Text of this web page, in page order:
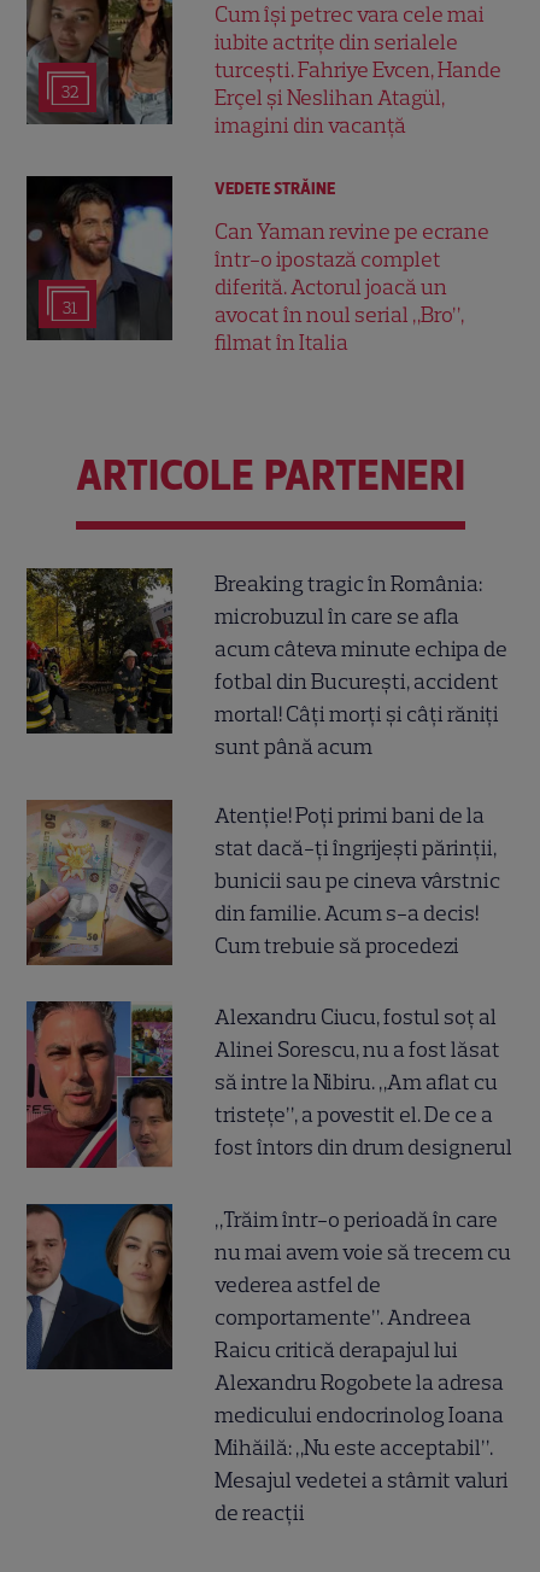
32
Cum își petrec vara cele mai
iubite actrițe din serialele
turcești. Fahriye Evcen, Hande
Erçel și Neslihan Atagül,
imagini din vacanță
31
VEDETE STRĂINE
Can Yaman revine pe ecrane
într-o ipostază complet
diferită. Actorul joacă un
avocat în noul serial „Bro”,
filmat în Italia
ARTICOLE PARTENERI
Breaking tragic în România:
microbuzul în care se afla
acum câteva minute echipa de
fotbal din București, accident
mortal! Câți morți și câți răniți
sunt până acum
Atenție! Poți primi bani de la
stat dacă-ți îngrijești părinții,
bunicii sau pe cineva vârstnic
din familie. Acum s-a decis!
Cum trebuie să procedezi
Alexandru Ciucu, fostul soț al
Alinei Sorescu, nu a fost lăsat
să intre la Nibiru. „Am aflat cu
tristețe”, a povestit el. De ce a
fost întors din drum designerul
„Trăim într-o perioadă în care
nu mai avem voie să trecem cu
vederea astfel de
comportamente”. Andreea
Raicu critică derapajul lui
Alexandru Rogobete la adresa
medicului endocrinolog Ioana
Mihăilă: „Nu este acceptabil”.
Mesajul vedetei a stârnit valuri
de reacții